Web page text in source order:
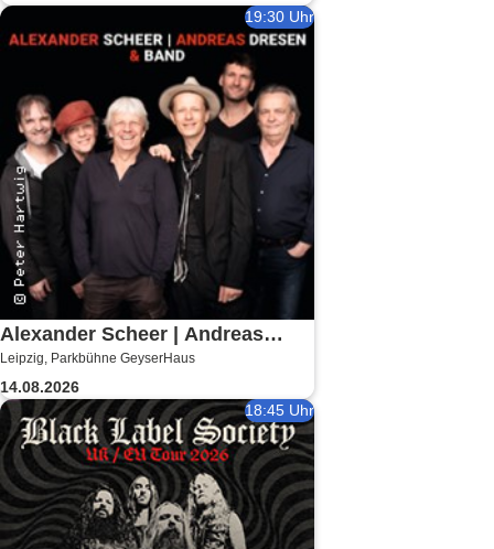
19:30 Uhr
Alexander Scheer | Andreas
Dresen & Band spielen (nicht
nur) Gundermann
Leipzig, Parkbühne GeyserHaus
14.08.2026
18:45 Uhr